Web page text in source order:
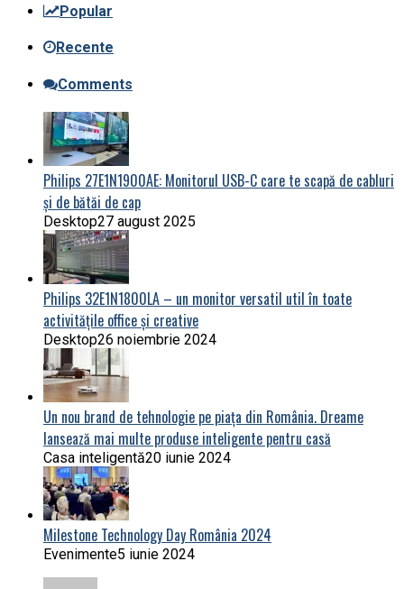
Popular
Recente
Comments
Philips 27E1N1900AE: Monitorul USB-C care te scapă de cabluri
și de bătăi de cap
Desktop27 august 2025
Philips 32E1N1800LA – un monitor versatil util în toate
activitățile office și creative
Desktop26 noiembrie 2024
Un nou brand de tehnologie pe piața din România. Dreame
lansează mai multe produse inteligente pentru casă
Casa inteligentă20 iunie 2024
Milestone Technology Day România 2024
Evenimente5 iunie 2024